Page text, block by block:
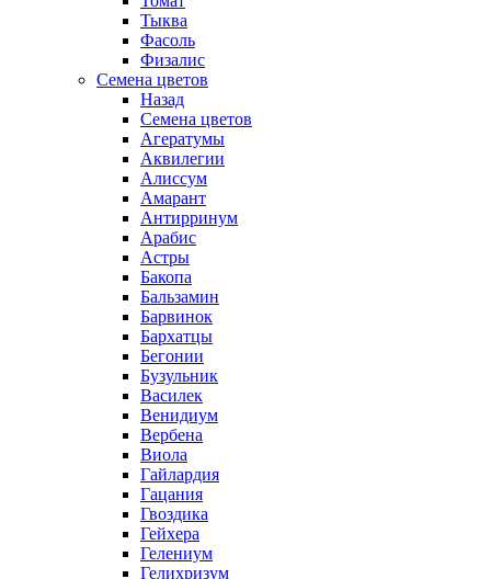
Тыква
Фасоль
Физалис
Семена цветов
Назад
Семена цветов
Агератумы
Аквилегии
Алиссум
Амарант
Антирринум
Арабис
Астры
Бакопа
Бальзамин
Барвинок
Бархатцы
Бегонии
Бузульник
Василек
Венидиум
Вербена
Виола
Гайлардия
Гацания
Гвоздика
Гейхера
Гелениум
Гелихризум